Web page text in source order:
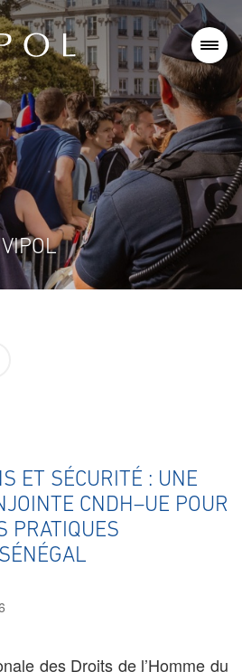
ET SÉCURITÉ : UNE
CNDH–UE POUR
PRATIQUES
des Droits de l’Homme du